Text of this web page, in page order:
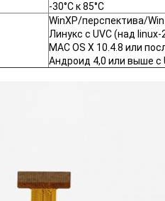
-30°C к 85°C
WinXP/перспектива/
Линукс с UVC (над linux-
MAC OS X 10.4.8 или
Андроид 4,0 или выше с